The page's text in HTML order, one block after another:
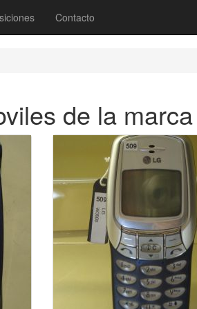
Contacto
de la